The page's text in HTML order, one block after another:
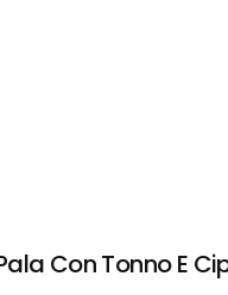
Con Tonno E